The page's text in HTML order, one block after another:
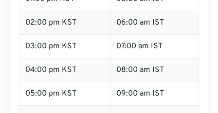
02:00 pm KST 06:00 am IST
03:00 pm KST 07:00 am IST
04:00 pm KST 08:00 am IST
05:00 pm KST 09:00 am IST